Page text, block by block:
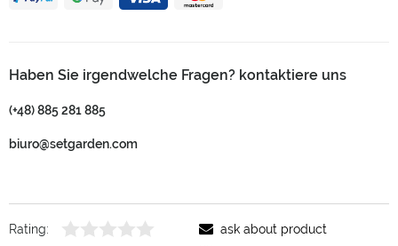
Haben Sie irgendwelche Fragen? kontaktiere uns
(+48) 885 281 885
biuro@setgarden.com
Rating:
ask about product